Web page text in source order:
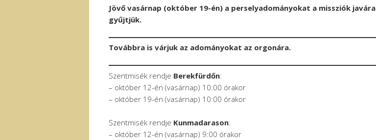
Jövő vasárnap (október 19-én) a perselyadományokat a missziók javára
gyűjtjük.
Továbbra is várjuk az adományokat az orgonára.
Szentmisék rendje Berekfürdőn:
– október 12-én (vasárnap) 10:00 órakor
– október 19-én (vasárnap) 10:00 órakor
Szentmisék rendje Kunmadarason:
– október 12-én (vasárnap) 9:00 órakor